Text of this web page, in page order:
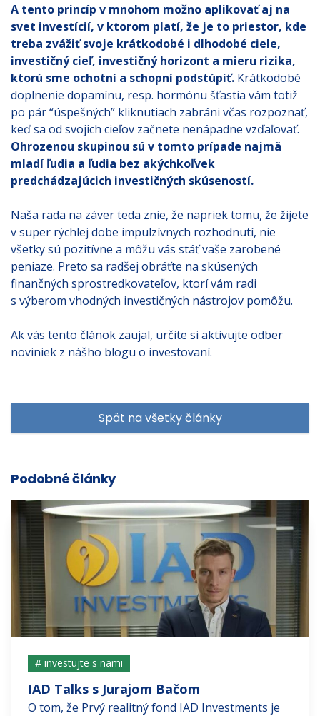
A tento princíp v mnohom možno aplikovať aj na
svet investícií, v ktorom platí, že je to priestor, kde
treba zvážiť svoje krátkodobé i dlhodobé ciele,
investičný cieľ, investičný horizont a mieru rizika,
ktorú sme ochotní a schopní podstúpiť. Krátkodobé
doplnenie dopamínu, resp. hormónu šťastia vám totiž
po pár “úspešných” kliknutiach zabráni včas rozpoznať,
keď sa od svojich cieľov začnete nenápadne vzďaľovať.
Ohrozenou skupinou sú v tomto prípade najmä
mladí ľudia a ľudia bez akýchkoľvek
predchádzajúcich investičných skúseností.
Naša rada na záver teda znie, že napriek tomu, že žijete
v super rýchlej dobe impulzívnych rozhodnutí, nie
všetky sú pozitívne a môžu vás stáť vaše zarobené
peniaze. Preto sa radšej obráťte na skúsených
finančných sprostredkovateľov, ktorí vám radi
s výberom vhodných investičných nástrojov pomôžu.
Ak vás tento článok zaujal, určite si aktivujte odber
noviniek z nášho blogu o investovaní.
Spät na všetky články
Podobné články
# investujte s nami
IAD Talks s Jurajom Bačom
O tom, že Prvý realitný fond IAD Investments je